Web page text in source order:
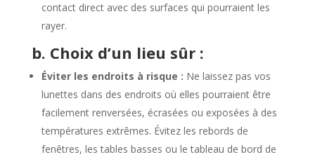
contact direct avec des surfaces qui pourraient les
rayer.
b. Choix d’un lieu sûr :
Éviter les endroits à risque : Ne laissez pas vos
lunettes dans des endroits où elles pourraient être
facilement renversées, écrasées ou exposées à des
températures extrêmes. Évitez les rebords de
fenêtres, les tables basses ou le tableau de bord de